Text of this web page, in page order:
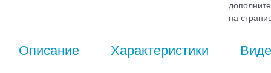
на
Описание Характеристики